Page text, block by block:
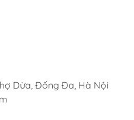
Dừa, Đống Đa, Hà Nội